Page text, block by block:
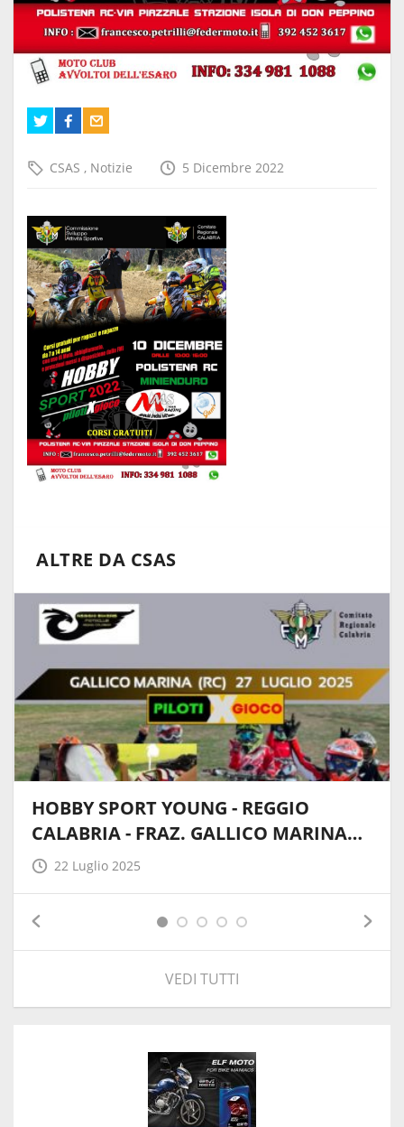
CSAS , Notizie 5 Dicembre 2022
ALTRE DA CSAS
HOBBY SPORT YOUNG - REGGIO
CALABRIA - FRAZ. GALLICO MARINA…
22 Luglio 2025
VEDI TUTTI